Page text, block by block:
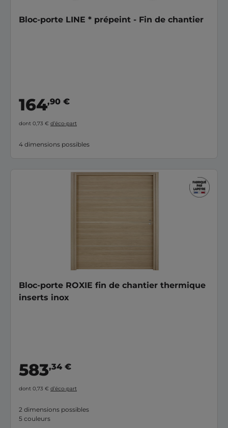
Bloc-porte LINE * prépeint - Fin de chantier
164,90 €
dont 0,73 € d’éco-part
4 dimensions possibles
Bloc-porte ROXIE fin de chantier thermique
inserts inox
583,34 €
dont 0,73 € d’éco-part
2 dimensions possibles
5 couleurs